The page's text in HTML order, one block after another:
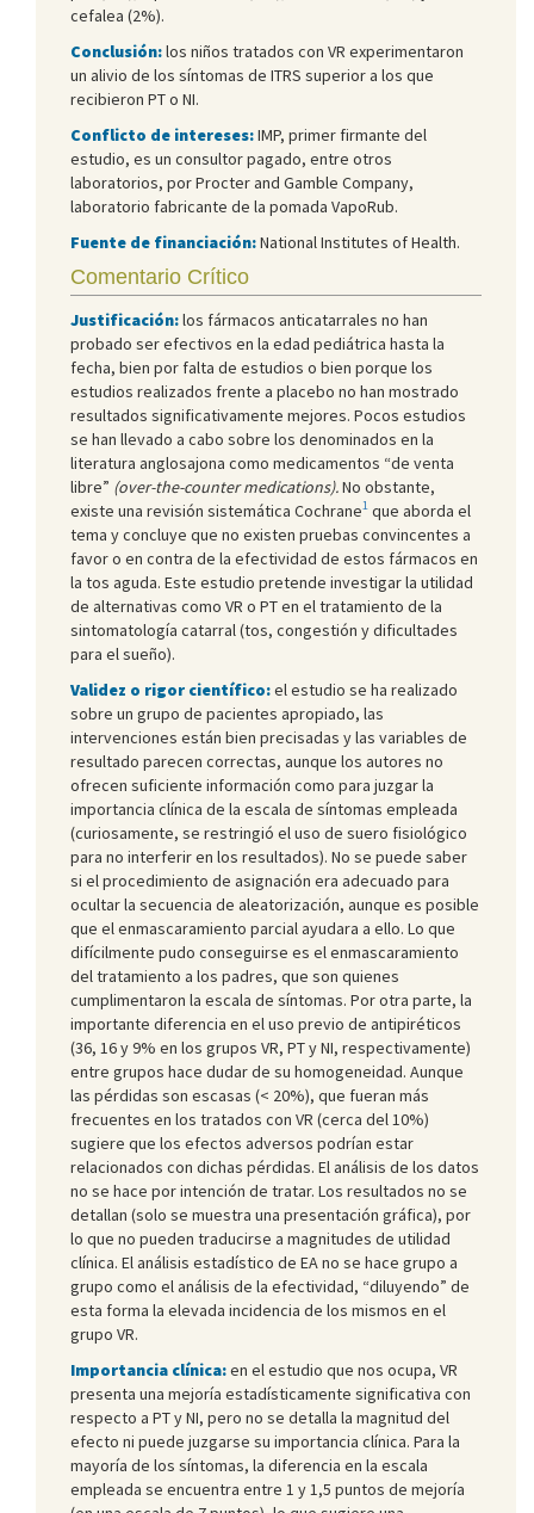
cefalea (2%).
Conclusión:los niños tratados con VR experimentaron
un alivio de los síntomas de ITRS superior a los que
recibieron PT o NI.
Conflicto de intereses:IMP, primer firmante del
estudio, es un consultor pagado, entre otros
laboratorios, por Procter and Gamble Company,
laboratorio fabricante de la pomada VapoRub.
Fuente de financiación:National Institutes of Health.
Comentario Crítico
Justificación:los fármacos anticatarrales no han
probado ser efectivos en la edad pediátrica hasta la
fecha, bien por falta de estudios o bien porque los
estudios realizados frente a placebo no han mostrado
resultados significativamente mejores. Pocos estudios
se han llevado a cabo sobre los denominados en la
literatura anglosajona como medicamentos “de venta
libre” (over-the-counter medications).No obstante,
existe una revisión sistemática Cochrane1 que aborda el
tema y concluye que no existen pruebas convincentes a
favor o en contra de la efectividad de estos fármacos en
la tos aguda. Este estudio pretende investigar la utilidad
de alternativas como VR o PT en el tratamiento de la
sintomatología catarral (tos, congestión y dificultades
para el sueño).
Validez o rigor científico:el estudio se ha realizado
sobre un grupo de pacientes apropiado, las
intervenciones están bien precisadas y las variables de
resultado parecen correctas, aunque los autores no
ofrecen suficiente información como para juzgar la
importancia clínica de la escala de síntomas empleada
(curiosamente, se restringió el uso de suero fisiológico
para no interferir en los resultados). No se puede saber
si el procedimiento de asignación era adecuado para
ocultar la secuencia de aleatorización, aunque es posible
que el enmascaramiento parcial ayudara a ello. Lo que
difícilmente pudo conseguirse es el enmascaramiento
del tratamiento a los padres, que son quienes
cumplimentaron la escala de síntomas. Por otra parte, la
importante diferencia en el uso previo de antipiréticos
(36, 16 y 9% en los grupos VR, PT y NI, respectivamente)
entre grupos hace dudar de su homogeneidad. Aunque
las pérdidas son escasas (< 20%), que fueran más
frecuentes en los tratados con VR (cerca del 10%)
sugiere que los efectos adversos podrían estar
relacionados con dichas pérdidas. El análisis de los datos
no se hace por intención de tratar. Los resultados no se
detallan (solo se muestra una presentación gráfica), por
lo que no pueden traducirse a magnitudes de utilidad
clínica. El análisis estadístico de EA no se hace grupo a
grupo como el análisis de la efectividad, “diluyendo” de
esta forma la elevada incidencia de los mismos en el
grupo VR.
Importancia clínica:en el estudio que nos ocupa, VR
presenta una mejoría estadísticamente significativa con
respecto a PT y NI, pero no se detalla la magnitud del
efecto ni puede juzgarse su importancia clínica. Para la
mayoría de los síntomas, la diferencia en la escala
empleada se encuentra entre 1 y 1,5 puntos de mejoría